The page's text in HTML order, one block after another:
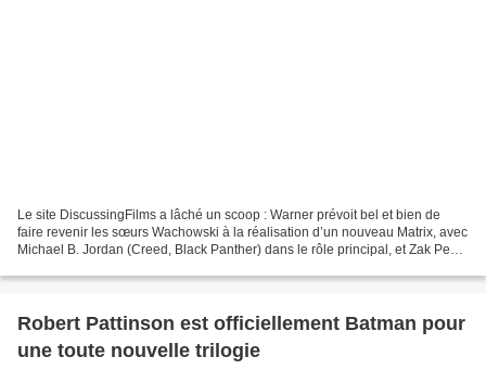
Le site DiscussingFilms a lâché un scoop : Warner prévoit bel et bien de
faire revenir les sœurs Wachowski à la réalisation d’un nouveau Matrix, avec
Michael B. Jordan (Creed, Black Panther) dans le rôle principal, et Zak Penn
Robert Pattinson est officiellement Batman pour
une toute nouvelle trilogie